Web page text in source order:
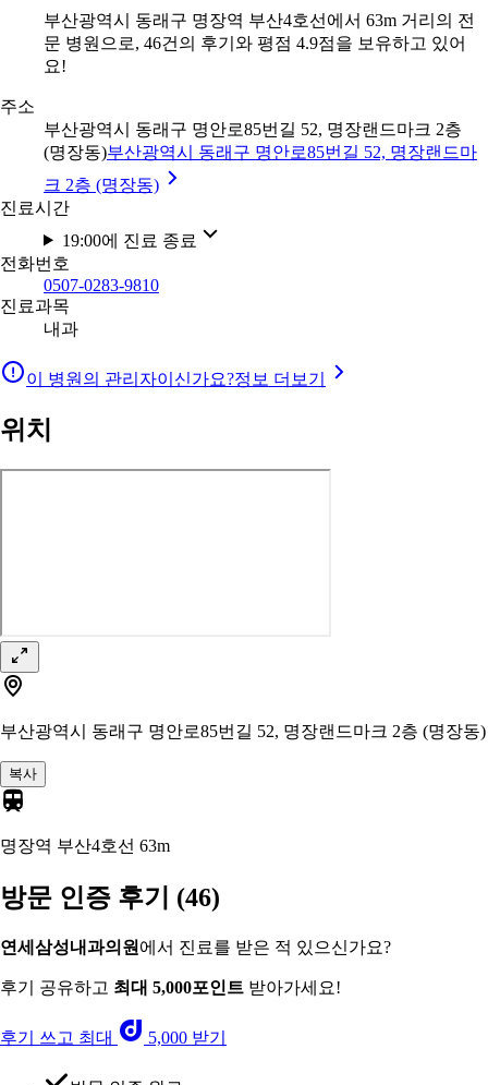
부산광역시 동래구 명장역 부산4호선에서 63m 거리의 전
문 병원으로, 46건의 후기와 평점 4.9점을 보유하고 있어
요!
주소
부산광역시 동래구 명안로85번길 52, 명장랜드마크 2층
(명장동)부산광역시 동래구 명안로85번길 52, 명장랜드마
크 2층 (명장동)
진료시간
19:00에 진료 종료
전화번호
0507-0283-9810
진료과목
내과
이 병원의 관리자이신가요?정보 더보기
위치
부산광역시 동래구 명안로85번길 52, 명장랜드마크 2층 (명장동)
복사
명장역 부산4호선 63m
방문 인증 후기 (46)
연세삼성내과의원 에서 진료를 받은 적 있으신가요?
후기 공유하고 최대 5,000포인트 받아가세요!
후기 쓰고 최대 5,000 받기